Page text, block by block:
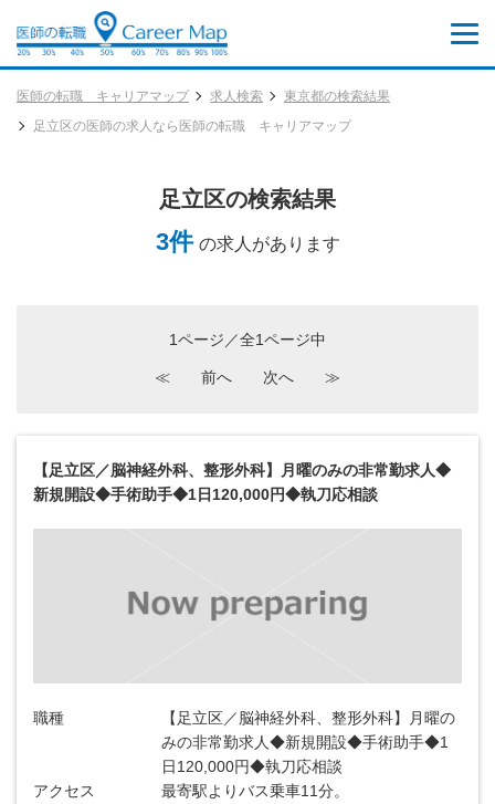
医師の転職 キャリアマップ 求人検索
東京都の検索結果
足立区の医師の求人なら医師の転職 キャリアマップ
足立区の検索結果
3件 の求人があります
1ページ／全1ページ中
≪ 前へ 次へ ≫
【足立区／脳神経外科、整形外科】月曜のみの非常勤求人◆
新規開設◆手術助手◆1日120,000円◆執刀応相談
職種
【足立区／脳神経外科、整形外科】月曜の
みの非常勤求人◆新規開設◆手術助手◆1
日120,000円◆執刀応相談
アクセス
最寄駅よりバス乗車11分。